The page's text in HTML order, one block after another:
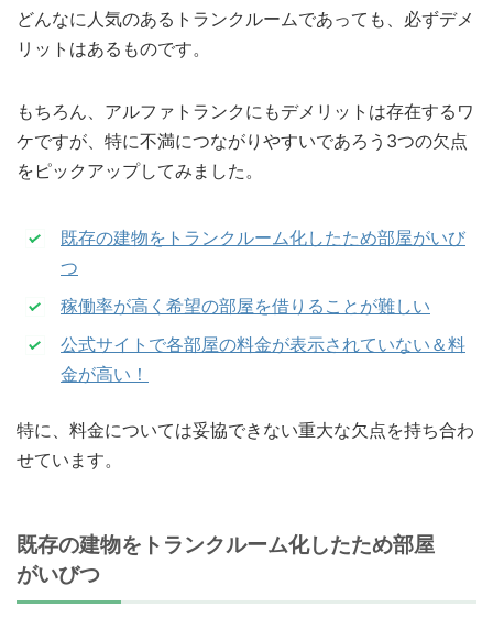
どんなに人気のあるトランクルームであっても、必ずデメ
リットはあるものです。
もちろん、アルファトランクにもデメリットは存在するワ
ケですが、特に不満につながりやすいであろう3つの欠点
をピックアップしてみました。
既存の建物をトランクルーム化したため部屋がいび
つ
稼働率が高く希望の部屋を借りることが難しい
公式サイトで各部屋の料金が表示されていない＆料
金が高い！
特に、料金については妥協できない重大な欠点を持ち合わ
せています。
既存の建物をトランクルーム化したため部屋
がいびつ